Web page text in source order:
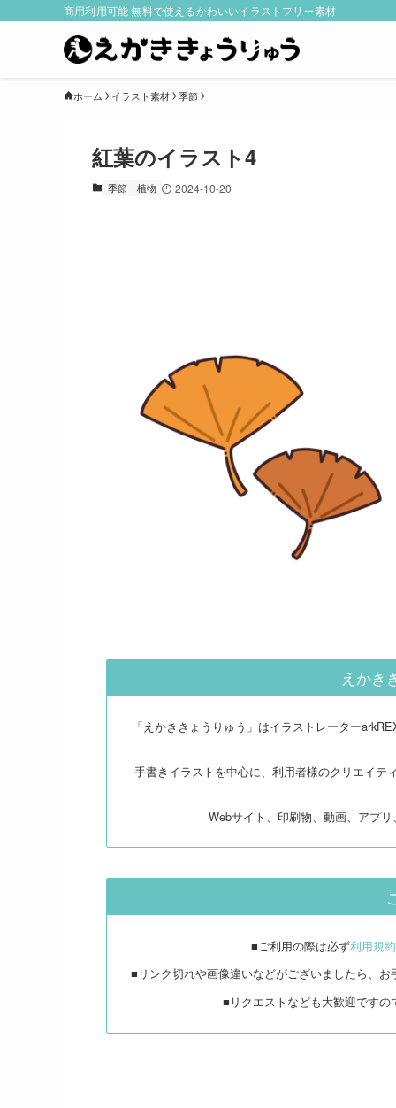
商用利用可能 無料で使えるかわいいイラストフリー素材
ホーム イラスト素材 季節
紅葉のイラスト4
季節 植物 2024-10-20
えかき
「えかききょうりゅう」はイラストレーター
手書きイラストを中心に、利用者様のクリエイテ
Webサイト、印刷物、動画、アプ
■ご利用の際は必ず利用規約
■リンク切れや画像違いなどがございましたら、お
■リクエストなども大歓迎ですの